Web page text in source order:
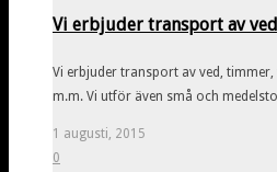
Vi erbjuder transport av
Vi erbjuder transport av ved,
m.m. Vi utför även små och
1 augusti, 2015
0